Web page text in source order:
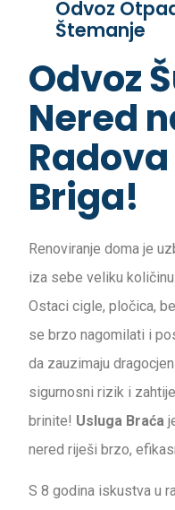
Odvoz
Štemanje
Odvoz
Nered
Briga!
Renoviranje doma je
iza sebe veliku
Ostaci cigle, pločica,
se brzo nagomilati i
da zauzimaju
sigurnosni rizik i
brinite! Usluga Braća
nered riješi brzo,
S 8 godina iskustva u